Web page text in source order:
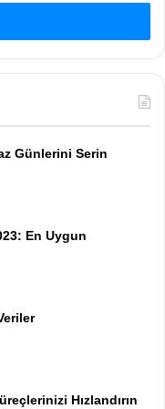
Günlerini Serin
En Uygun
Hızlandırın